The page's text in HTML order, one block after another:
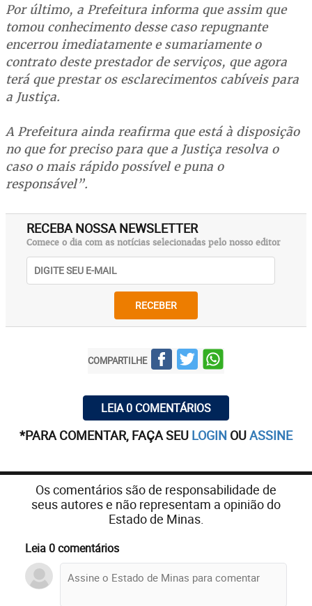
Por último, a Prefeitura informa que assim que
tomou conhecimento desse caso repugnante
encerrou imediatamente e sumariamente o
contrato deste prestador de serviços, que agora
terá que prestar os esclarecimentos cabíveis para
a Justiça.
A Prefeitura ainda reafirma que está à disposição
no que for preciso para que a Justiça resolva o
caso o mais rápido possível e puna o
responsável”.
RECEBA NOSSA NEWSLETTER
Comece o dia com as notícias selecionadas pelo nosso editor
RECEBER
COMPARTILHE
LEIA 0 COMENTÁRIOS
*PARA COMENTAR, FAÇA SEU LOGIN OUASSINE
Os comentários são de responsabilidade de
seus autores e não representam a opinião do
Estado de Minas.
Leia 0 comentários